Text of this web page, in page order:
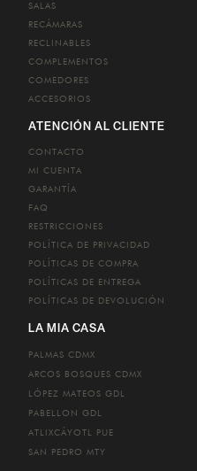
SALAS
RECÁMARAS
RECLINABLES
COMPLEMENTOS
COMEDORES
ACCESORIOS
ATENCIÓN AL CLIENTE
CONTACTO
MI CUENTA
GARANTÍA
FAQ
RESTRICCIONES
POLÍTICA DE PRIVACIDAD
POLÍTICAS DE COMPRA
POLÍTICAS DE ENTREGA
POLÍTICAS DE DEVOLUCIÓN
LA MIA CASA
PALMAS CDMX
ARCOS BOSQUES CDMX
LÓPEZ MATEOS GDL
PABELLON GDL
ATLIXCÁYOTL PUE
SAN PEDRO MTY